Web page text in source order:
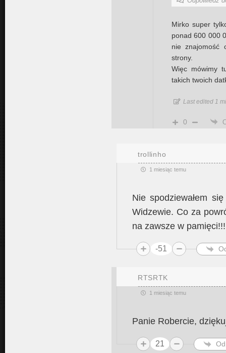
Mirko super
ponad 600 000
nie znajomość
strony.
Więc mówimy
takich twoich
Last edited 1
0
trollinho
1 miesiąc temu
Nie spodziewałem
Widzewie. Co za
na zawsze w pamięci!!!
-51
RTSRTK
1 miesiąc temu
Panie Robercie,
21